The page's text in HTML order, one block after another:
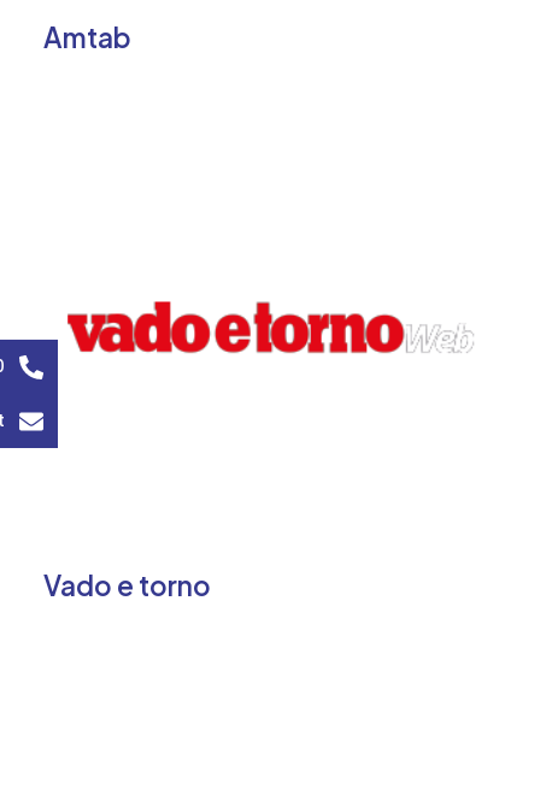
Amtab
Vado e torno